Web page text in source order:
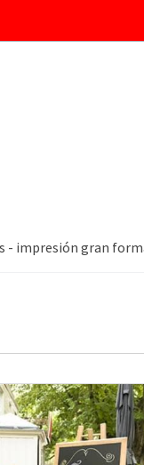
- impresión gran
Pizarras De Exterior